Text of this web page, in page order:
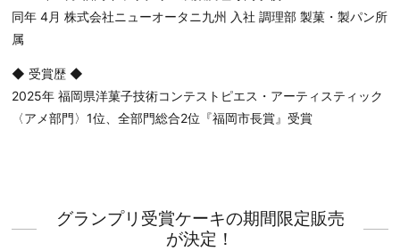
同年 4月 株式会社ニューオータニ九州 入社 調理部 製菓・製パン所
属
◆ 受賞歴 ◆
2025年 福岡県洋菓子技術コンテストピエス・アーティスティック
〈アメ部門〉1位、全部門総合2位『福岡市長賞』受賞
グランプリ受賞ケーキの期間限定販売
が決定！